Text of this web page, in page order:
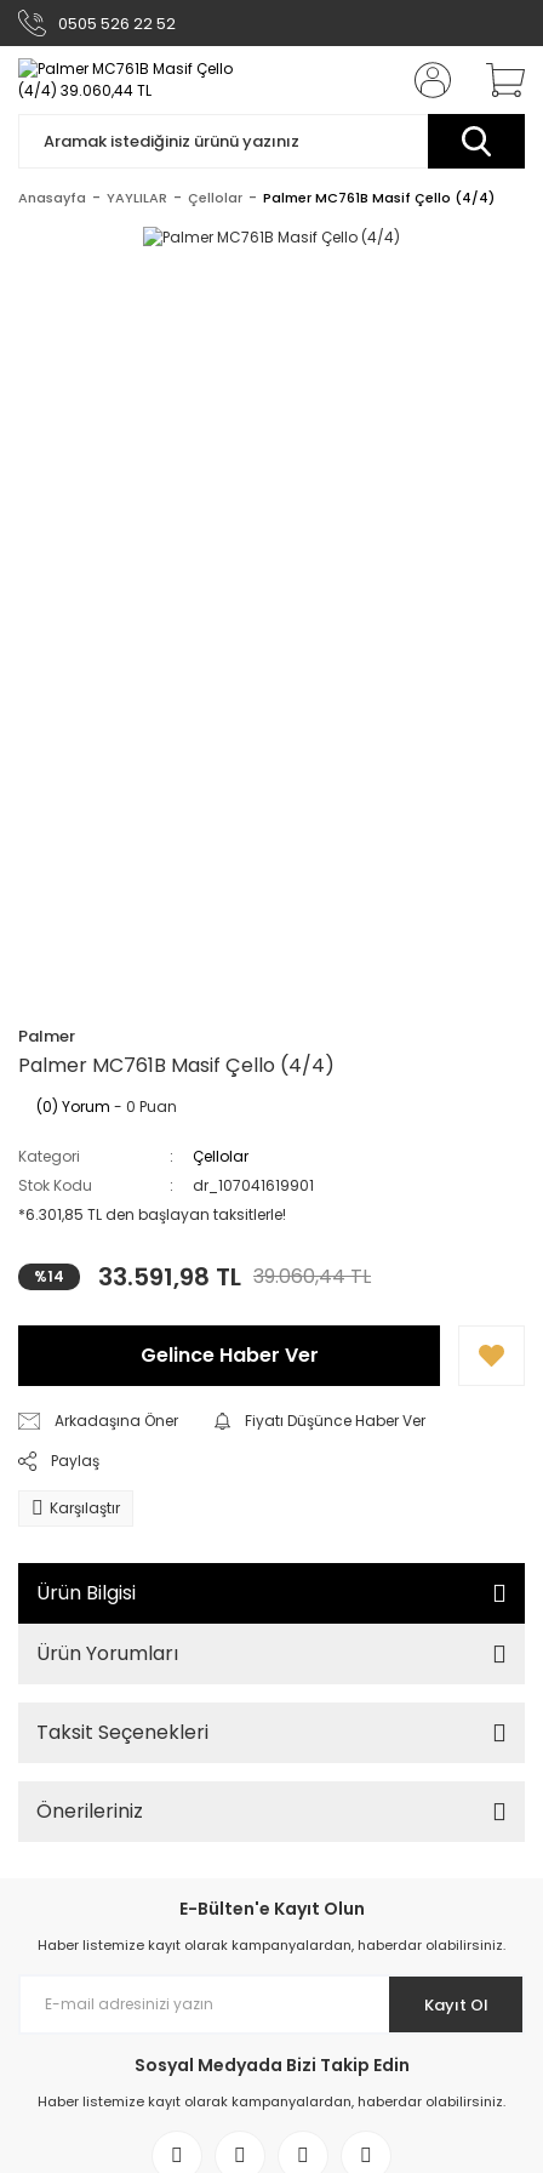
0505 526 22 52
Anasayfa YAYLILAR Çellolar Palmer MC761B Masif Çello (4/4)
Palmer
Palmer MC761B Masif Çello (4/4)
(0) Yorum - 0 Puan
Kategori
Çellolar
Stok Kodu
dr_107041619901
*6.301,85 TL den başlayan taksitlerle!
%14 33.591,98 TL 39.060,44 TL
Gelince Haber Ver
Arkadaşına Öner
Fiyatı Düşünce Haber Ver
Paylaş
Karşılaştır
Ürün Bilgisi
Ürün Yorumları
Taksit Seçenekleri
Önerileriniz
E-Bülten'e Kayıt Olun
Haber listemize kayıt olarak kampanyalardan, haberdar olabilirsiniz.
Kayıt Ol
Sosyal Medyada Bizi Takip Edin
Haber listemize kayıt olarak kampanyalardan, haberdar olabilirsiniz.